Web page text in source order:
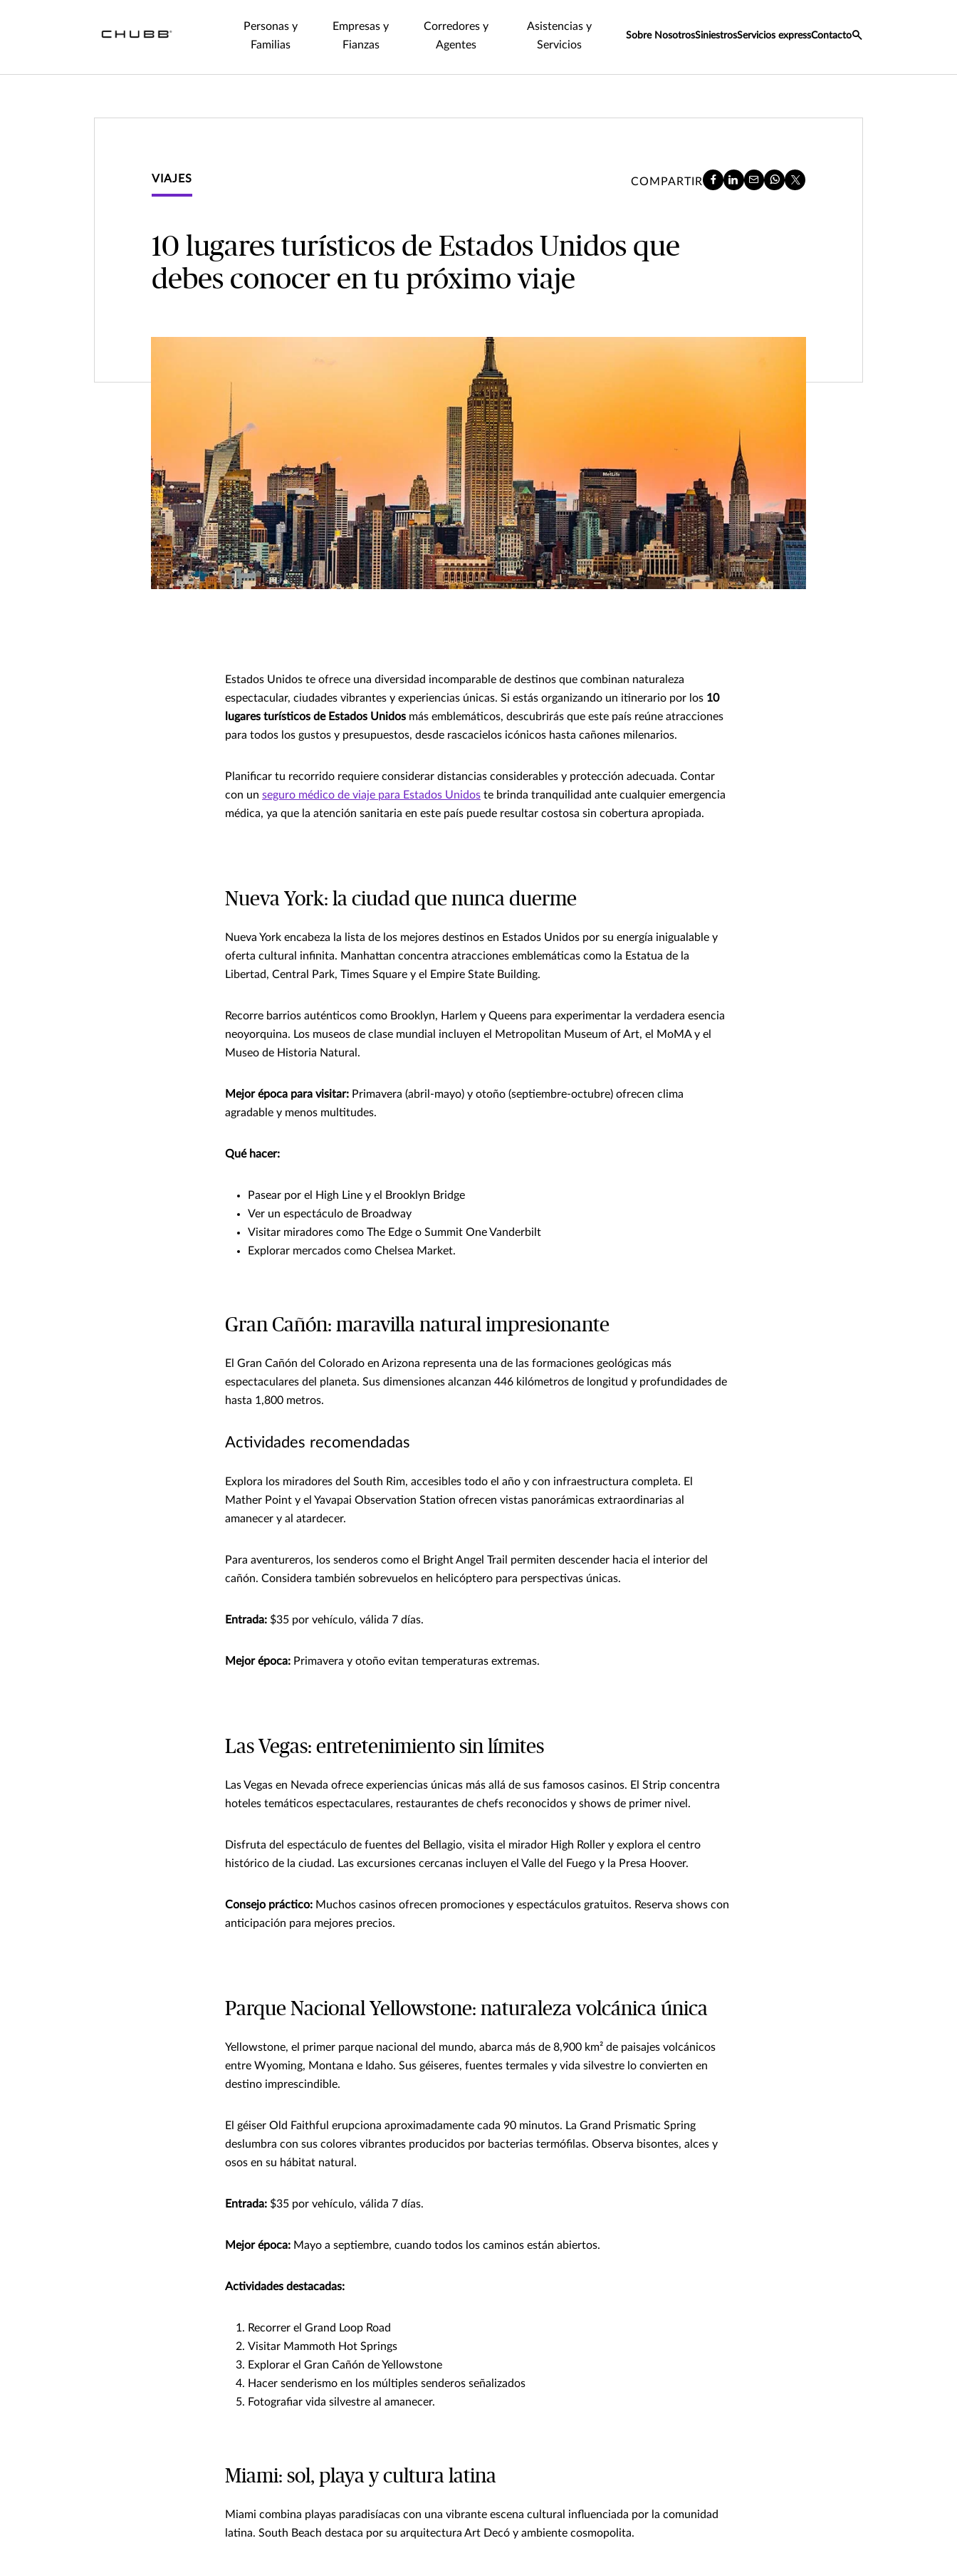
Personas y
Familias
Empresas y
Fianzas
Corredores y
Agentes
Asistencias y
Servicios
Sobre NosotrosSiniestrosServicios expressContacto
VIAJES COMPARTIR
10 lugares turísticos de Estados Unidos que
debes conocer en tu próximo viaje
Estados Unidos te ofrece una diversidad incomparable de destinos que combinan naturaleza
espectacular, ciudades vibrantes y experiencias únicas. Si estás organizando un itinerario por los 10
lugares turísticos de Estados Unidos más emblemáticos, descubrirás que este país reúne atracciones
para todos los gustos y presupuestos, desde rascacielos icónicos hasta cañones milenarios.
Planificar tu recorrido requiere considerar distancias considerables y protección adecuada. Contar
con un seguro médico de viaje para Estados Unidos te brinda tranquilidad ante cualquier emergencia
médica, ya que la atención sanitaria en este país puede resultar costosa sin cobertura apropiada.
Nueva York: la ciudad que nunca duerme
Nueva York encabeza la lista de los mejores destinos en Estados Unidos por su energía inigualable y
oferta cultural infinita. Manhattan concentra atracciones emblemáticas como la Estatua de la
Libertad, Central Park, Times Square y el Empire State Building.
Recorre barrios auténticos como Brooklyn, Harlem y Queens para experimentar la verdadera esencia
neoyorquina. Los museos de clase mundial incluyen el Metropolitan Museum of Art, el MoMA y el
Museo de Historia Natural.
Mejor época para visitar: Primavera (abril-mayo) y otoño (septiembre-octubre) ofrecen clima
agradable y menos multitudes.
Qué hacer:
Pasear por el High Line y el Brooklyn Bridge
Ver un espectáculo de Broadway
Visitar miradores como The Edge o Summit One Vanderbilt
Explorar mercados como Chelsea Market.
Gran Cañón: maravilla natural impresionante
El Gran Cañón del Colorado en Arizona representa una de las formaciones geológicas más
espectaculares del planeta. Sus dimensiones alcanzan 446 kilómetros de longitud y profundidades de
hasta 1,800 metros.
Actividades recomendadas
Explora los miradores del South Rim, accesibles todo el año y con infraestructura completa. El
Mather Point y el Yavapai Observation Station ofrecen vistas panorámicas extraordinarias al
amanecer y al atardecer.
Para aventureros, los senderos como el Bright Angel Trail permiten descender hacia el interior del
cañón. Considera también sobrevuelos en helicóptero para perspectivas únicas.
Entrada: $35 por vehículo, válida 7 días.
Mejor época: Primavera y otoño evitan temperaturas extremas.
Las Vegas: entretenimiento sin límites
Las Vegas en Nevada ofrece experiencias únicas más allá de sus famosos casinos. El Strip concentra
hoteles temáticos espectaculares, restaurantes de chefs reconocidos y shows de primer nivel.
Disfruta del espectáculo de fuentes del Bellagio, visita el mirador High Roller y explora el centro
histórico de la ciudad. Las excursiones cercanas incluyen el Valle del Fuego y la Presa Hoover.
Consejo práctico: Muchos casinos ofrecen promociones y espectáculos gratuitos. Reserva shows con
anticipación para mejores precios.
Parque Nacional Yellowstone: naturaleza volcánica única
Yellowstone, el primer parque nacional del mundo, abarca más de 8,900 km² de paisajes volcánicos
entre Wyoming, Montana e Idaho. Sus géiseres, fuentes termales y vida silvestre lo convierten en
destino imprescindible.
El géiser Old Faithful erupciona aproximadamente cada 90 minutos. La Grand Prismatic Spring
deslumbra con sus colores vibrantes producidos por bacterias termófilas. Observa bisontes, alces y
osos en su hábitat natural.
Entrada: $35 por vehículo, válida 7 días.
Mejor época: Mayo a septiembre, cuando todos los caminos están abiertos.
Actividades destacadas:
Recorrer el Grand Loop Road
Visitar Mammoth Hot Springs
Explorar el Gran Cañón de Yellowstone
Hacer senderismo en los múltiples senderos señalizados
Fotografiar vida silvestre al amanecer.
Miami: sol, playa y cultura latina
Miami combina playas paradisíacas con una vibrante escena cultural influenciada por la comunidad
latina. South Beach destaca por su arquitectura Art Decó y ambiente cosmopolita.